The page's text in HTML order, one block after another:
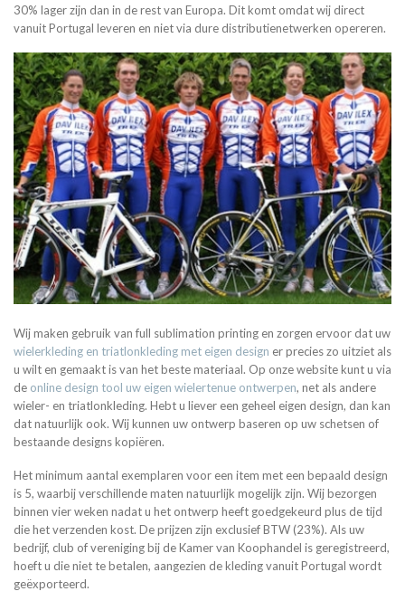
30% lager zijn dan in de rest van Europa. Dit komt omdat wij direct
vanuit Portugal leveren en niet via dure distributienetwerken opereren.
Wij maken gebruik van full sublimation printing en zorgen ervoor dat uw
wielerkleding en triatlonkleding met eigen design er precies zo uitziet als
u wilt en gemaakt is van het beste materiaal. Op onze website kunt u via
de online design tool uw eigen wielertenue ontwerpen, net als andere
wieler- en triatlonkleding. Hebt u liever een geheel eigen design, dan kan
dat natuurlijk ook. Wij kunnen uw ontwerp baseren op uw schetsen of
bestaande designs kopiëren.
Het minimum aantal exemplaren voor een item met een bepaald design
is 5, waarbij verschillende maten natuurlijk mogelijk zijn. Wij bezorgen
binnen vier weken nadat u het ontwerp heeft goedgekeurd plus de tijd
die het verzenden kost. De prijzen zijn exclusief BTW (23%). Als uw
bedrijf, club of vereniging bij de Kamer van Koophandel is geregistreerd,
hoeft u die niet te betalen, aangezien de kleding vanuit Portugal wordt
geëxporteerd.